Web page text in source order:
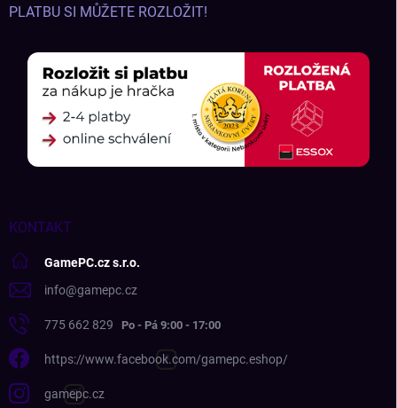
PLATBU SI MŮŽETE ROZLOŽIT!
KONTAKT
GamePC.cz s.r.o.
info@gamepc.cz
775 662 829
https://www.facebook.com/gamepc.eshop/
gamepc.cz